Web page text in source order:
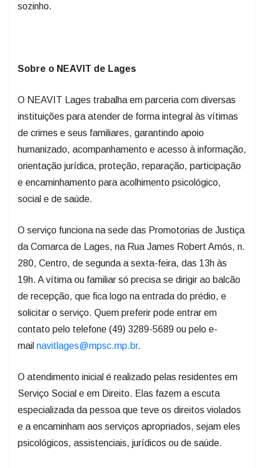
sozinho.
Sobre o NEAVIT de Lages
O NEAVIT Lages trabalha em parceria com diversas
instituições para atender de forma integral às vítimas
de crimes e seus familiares, garantindo apoio
humanizado, acompanhamento e acesso à informação,
orientação jurídica, proteção, reparação, participação
e encaminhamento para acolhimento psicológico,
social e de saúde.
O serviço funciona na sede das Promotorias de Justiça
da Comarca de Lages, na Rua James Robert Amós, n.
280, Centro, de segunda a sexta-feira, das 13h às
19h. A vítima ou familiar só precisa se dirigir ao balcão
de recepção, que fica logo na entrada do prédio, e
solicitar o serviço. Quem preferir pode entrar em
contato pelo telefone (49) 3289-5689 ou pelo e-
mail navitlages@mpsc.mp.br.
O atendimento inicial é realizado pelas residentes em
Serviço Social e em Direito. Elas fazem a escuta
especializada da pessoa que teve os direitos violados
e a encaminham aos serviços apropriados, sejam eles
psicológicos, assistenciais, jurídicos ou de saúde.